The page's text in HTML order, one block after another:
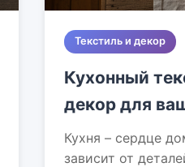
Текстиль и декор
Кухонный
декор для
Кухня – сердце
зависит от